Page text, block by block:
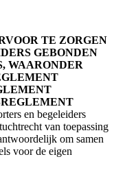
TE ZORGEN
GEBONDEN
WAARONDER
en begeleiders
van toepassing
om samen
voor de eigen